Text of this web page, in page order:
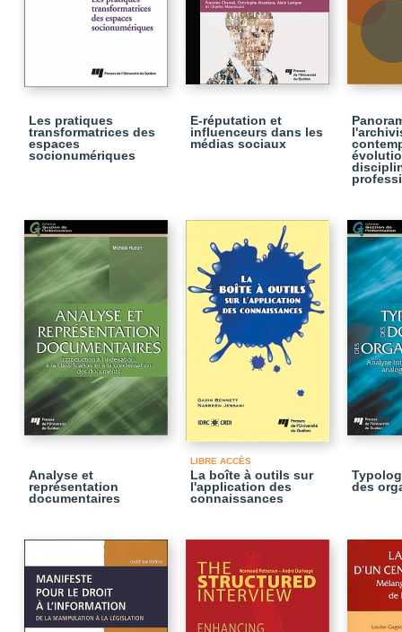
Les pratiques
transformatrices des
espaces
socionumériques
E-réputation et
influenceurs dans les
médias sociaux
Analyse et
représentation
documentaires
LIBRE ACCÈS
La boîte à outils sur
l'application des
connaissances
des